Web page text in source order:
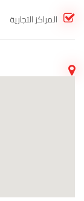
المراكز التجارية